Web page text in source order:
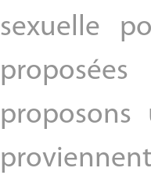
sexuelle